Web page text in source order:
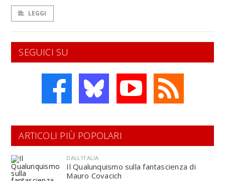
LEGGI
SEGUICI SU
ARTICOLI PIÙ POPOLARI
DALL'ITALIA
Il Qualunquismo sulla fantascienza di
Mauro Covacich